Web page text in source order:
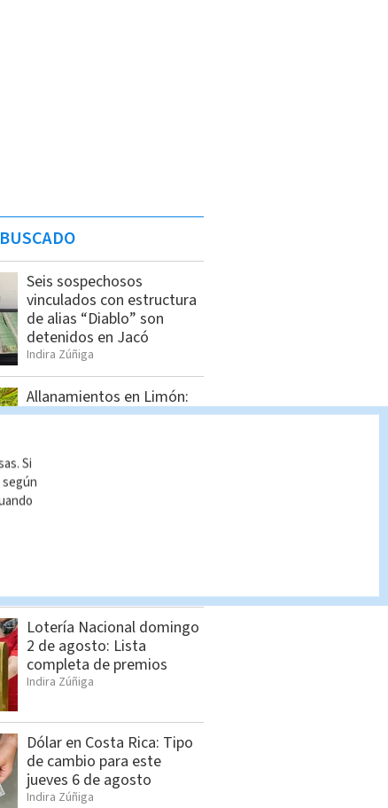
Seis sospechosos
vinculados con estructura
de alias “Diablo” son
detenidos en Jacó
Indira Zúñiga
Allanamientos en Limón:
Estos son los detenidos
Policía Penitenciaria
Lotería Nacional domingo
2 de agosto: Lista
completa de premios
Indira Zúñiga
Dólar en Costa Rica: Tipo
de cambio para este
jueves 6 de agosto
Indira Zúñiga
Si